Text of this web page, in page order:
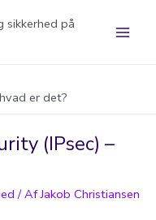
sikkerhed på
er det?
(IPsec) –
/ AfJakob Christiansen